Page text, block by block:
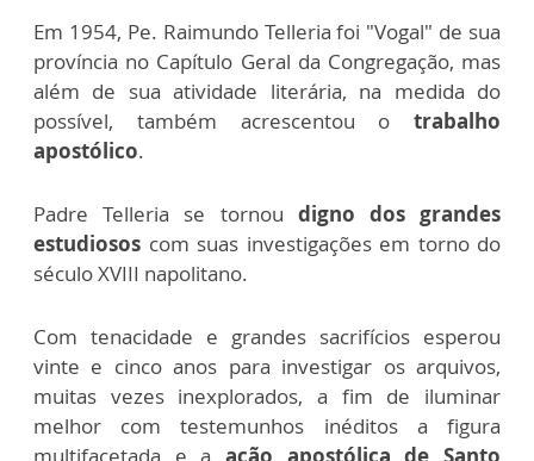
Em 1954, Pe. Raimundo Telleria foi "Vogal" de sua
província no Capítulo Geral da Congregação, mas
além de sua atividade literária, na medida do
possível, também acrescentou o trabalho
apostólico.
Padre Telleria se tornou digno dos grandes
estudiosos com suas investigações em torno do
século XVIII napolitano.
Com tenacidade e grandes sacrifícios esperou
vinte e cinco anos para investigar os arquivos,
muitas vezes inexplorados, a fim de iluminar
melhor com testemunhos inéditos a figura